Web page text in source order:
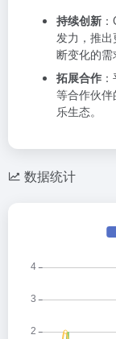
持续创新
发力，推
断变化的需
拓展合作
等合作伙
乐生态。
数据统计